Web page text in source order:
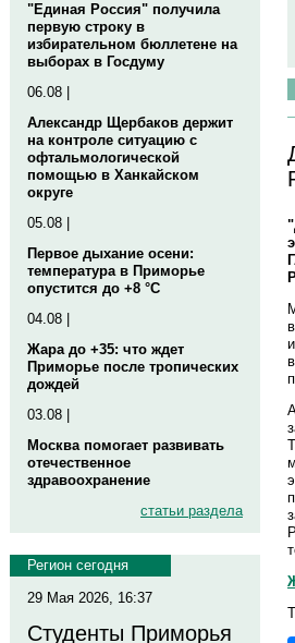
"Единая Россия" получила
первую строку в
избирательном бюллетене на
выборах в Госдуму
06.08 |
Александр Щербаков держит
на контроле ситуацию с
офтальмологической
помощью в Ханкайском
округе
05.08 |
Первое дыхание осени:
температура в Приморье
опустится до +8 °C
04.08 |
Жара до +35: что ждет
Приморье после тропических
дождей
03.08 |
Москва помогает развивать
отечественное
здравоохранение
статьи раздела
Регион сегодня
29 Мая 2026, 16:37
Студенты Приморья